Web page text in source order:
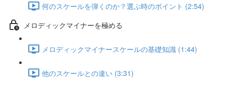
何のスケールを弾くのか？選ぶ時のポイント (2:54)
メロディックマイナーを極める
メロディックマイナースケールの基礎知識 (1:44)
他のスケールとの違い (3:31)